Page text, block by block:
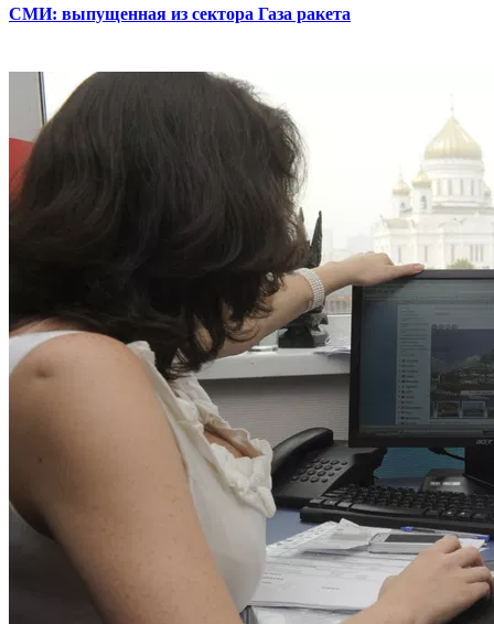
СМИ: выпущенная из сектора Газа ракета